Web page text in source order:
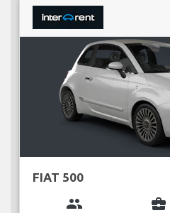
FIAT 500
group business_center